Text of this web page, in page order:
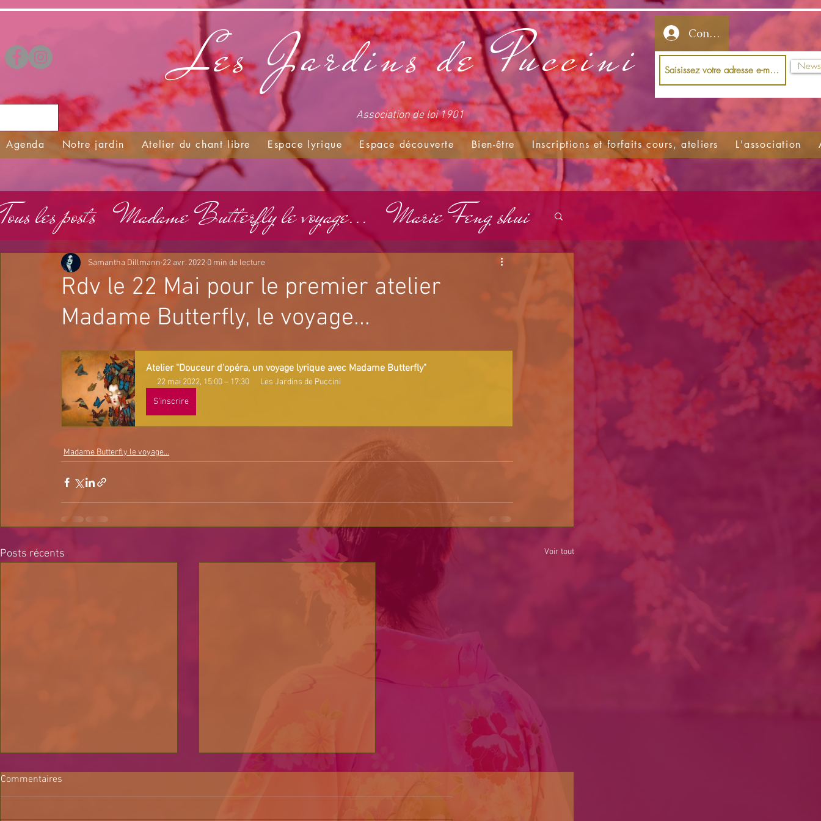
Connectez-vous
Les Jardins de Puccini
Association de loi 1901
Agenda Notre jardin Atelier du chant libre Espace lyrique Espace découverte Bien-être Inscriptions et forfaits cours, ateliers L'association
Tous les posts Madame Butterfly le voyage... Marie Feng shui
Rdv le 22 Mai pour le premier atelier
Madame Butterfly, le voyage...
Samantha Dillmann 22 avr. 2022 0 min de lecture
Atelier "Douceur d'opéra, un voyage lyrique avec Madame Butterfly"
22 mai 2022, 15:00 – 17:30
Les Jardins de Puccini
S'inscrire
Madame Butterfly le voyage...
Posts récents Voir tout
Commentaires